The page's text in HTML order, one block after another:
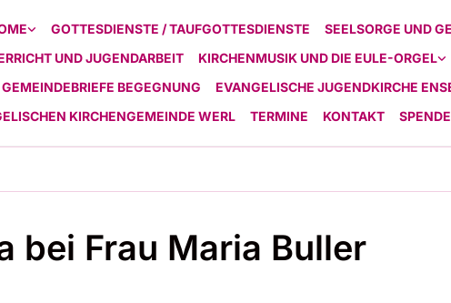
GOTTESDIENSTE / TAUFGOTTESDIENSTE
SEELSORGE UND
UND JUGENDARBEIT
KIRCHENMUSIK UND DIE EULE-ORGEL
GEMEINDEBRIEFE BEGEGNUNG
EVANGELISCHE JUGENDKIRCHE
KIRCHENGEMEINDE WERL
TERMINE KONTAKT
bei Frau Maria Buller